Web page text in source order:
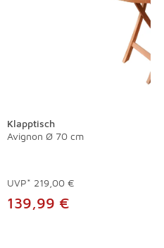
Klapptisch
Avignon Ø 70 cm
UVP* 219,00 €
139,99 €